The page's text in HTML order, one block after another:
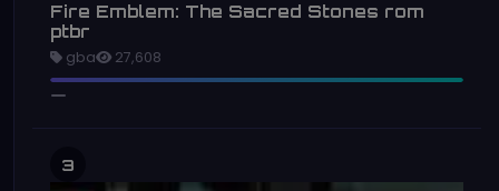
Fire Emblem: The Sacred Stones rom
ptbr
gba 27,608
3